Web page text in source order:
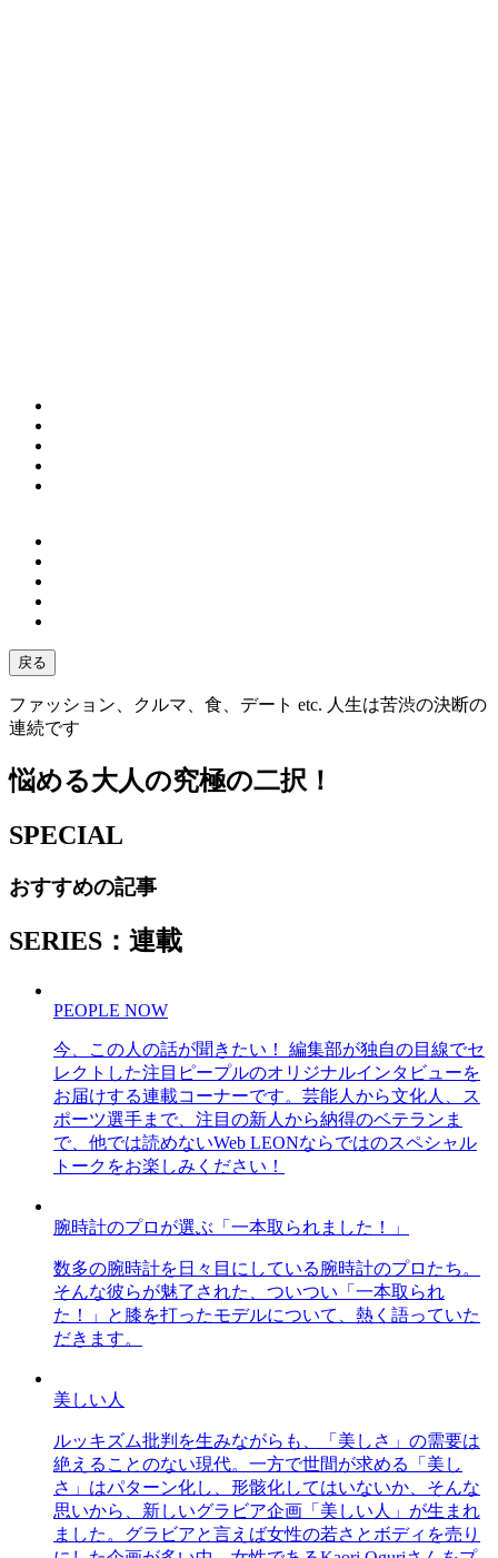
戻る
ファッション、クルマ、食、デート etc. 人生は苦渋の決断の
連続です
悩める大人の究極の二択！
SPECIAL
おすすめの記事
SERIES：連載
PEOPLE NOW
今、この人の話が聞きたい！ 編集部が独自の目線でセ
レクトした注目ピープルのオリジナルインタビューを
お届けする連載コーナーです。芸能人から文化人、ス
ポーツ選手まで、注目の新人から納得のベテランま
で、他では読めないWeb LEONならではのスペシャル
トークをお楽しみください！
腕時計のプロが選ぶ「一本取られました！」
数多の腕時計を日々目にしている腕時計のプロたち。
そんな彼らが魅了された、ついつい「一本取られ
た！」と膝を打ったモデルについて、熱く語っていた
だきます。
美しい人
ルッキズム批判を生みながらも、「美しさ」の需要は
絶えることのない現代。一方で世間が求める「美し
さ」はパターン化し、形骸化してはいないか、そんな
思いから、新しいグラビア企画「美しい人」が生まれ
ました。グラビアと言えば女性の若さとボディを売り